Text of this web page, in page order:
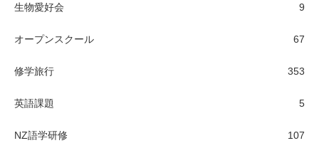
生物愛好会 9
オープンスクール 67
修学旅行 353
英語課題 5
NZ語学研修 107